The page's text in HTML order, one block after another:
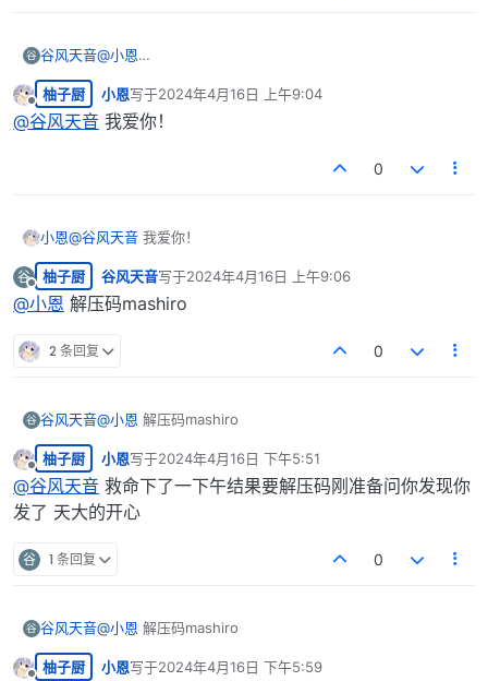
谷 谷风天音@小恩
Q?pwd=0cff提取码：0cff
离线
柚子厨 小恩写于2024年4月16日 上午9:04
最后由 编辑
@谷风天音 我爱你！
0
小恩@谷风天音 我爱你！
谷
离线
柚子厨 谷风天音写于2024年4月16日 上午9:06
最后由 编辑
@小恩 解压码mashiro
2 条回复 0
谷 谷风天音@小恩 解压码mashiro
离线
柚子厨 小恩写于2024年4月16日 下午5:51
最后由 编辑
@谷风天音 救命下了一下午结果要解压码刚准备问你发现你
发了 天大的开心
谷 1 条回复 0
谷 谷风天音@小恩 解压码mashiro
柚子厨 小恩写于2024年4月16日 下午5:59
最后由 编辑